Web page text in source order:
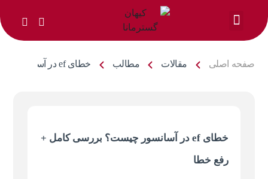
صفحه اصلی مقالات مطالب خطای ef در آسانسور چیست؟ بررسی کامل + رفع خطا
خطای ef در آسانسور چیست؟ بررسی کامل +
رفع خطا